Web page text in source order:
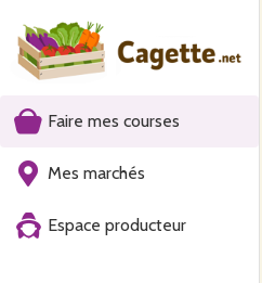
Faire mes courses
Mes marchés
Espace producteur